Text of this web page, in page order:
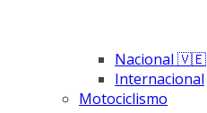
Nacional 🇻🇪
Internacional
Motociclismo